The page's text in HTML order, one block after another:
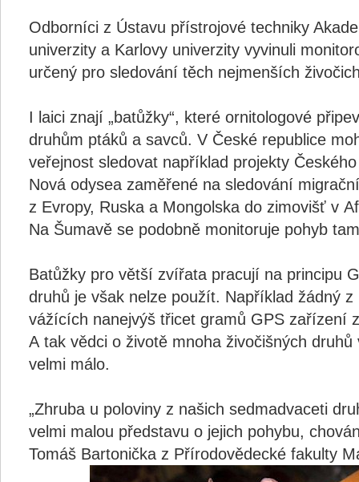
Odborníci z Ústavu přístrojové techniky
univerzity a Karlovy univerzity vyvinuli
určený pro sledování těch nejmenších
I laici znají „batůžky“, které ornitologové
druhům ptáků a savců. V České republice
veřejnost sledovat například projekty
Nová odysea zaměřené na sledování
z Evropy, Ruska a Mongolska do zimovišť v
Na Šumavě se podobně monitoruje pohyb
Batůžky pro větší zvířata pracují na principu
druhů je však nelze použít. Například žádný z
vážících nanejvýš třicet gramů GPS zařízení
A tak vědci o životě mnoha živočišných druhů
velmi málo.
„Zhruba u poloviny z našich sedmadvaceti
velmi malou představu o jejich pohybu,
Tomáš Bartonička z Přírodovědecké fakulty